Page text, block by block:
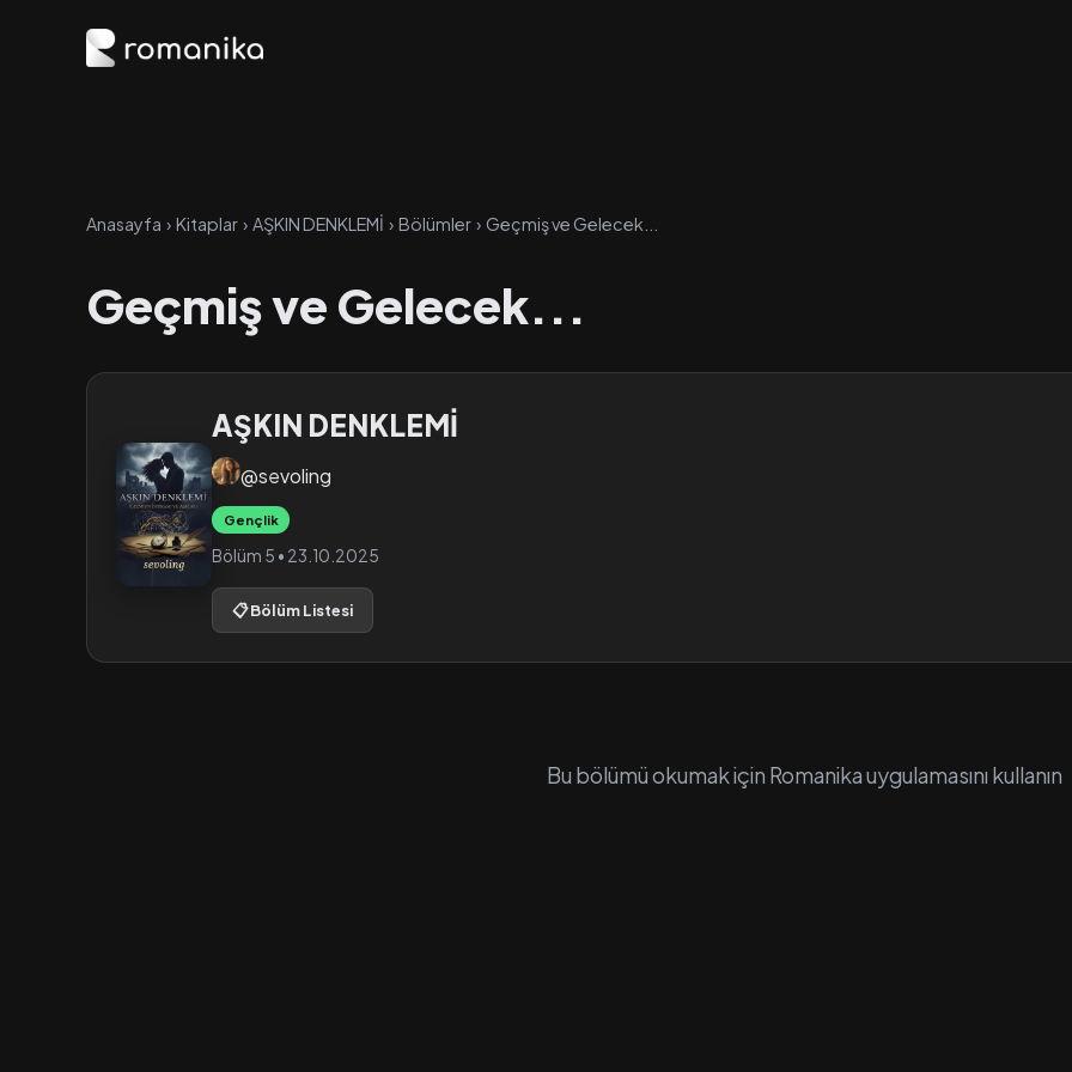
Anasayfa › Kitaplar › AŞKIN DENKLEMİ › Bölümler › Geçmiş ve Gelecek...
Geçmiş ve Gelecek...
AŞKIN DENKLEMİ
@sevoling
Gençlik
Bölüm 5 • 23.10.2025
📋 Bölüm Listesi
Bu bölümü okumak için Romanika uygulamasını kullanın